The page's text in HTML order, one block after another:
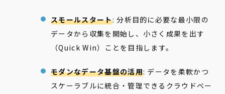
スモールスタート: 分析目的に必要な最小限の
データから収集を開始し、小さく成果を出す
（Quick Win）ことを目指します。
モダンなデータ基盤の活用: データを柔軟かつ
スケーラブルに統合・管理できるクラウドベー